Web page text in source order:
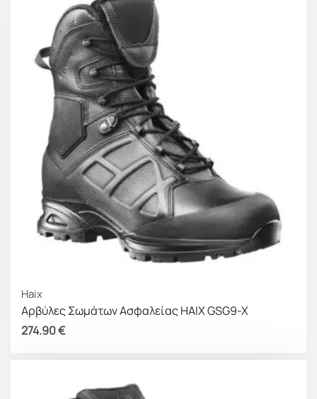
Haix
Αρβύλες Σωμάτων Ασφαλείας HAIX GSG9-X
274.90€